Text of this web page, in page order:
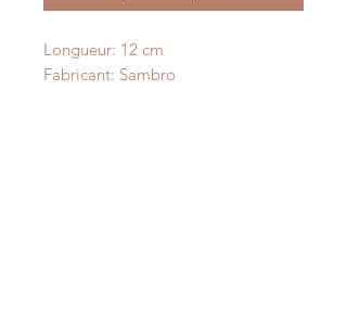
Longueur: 12 cm
Fabricant: Sambro